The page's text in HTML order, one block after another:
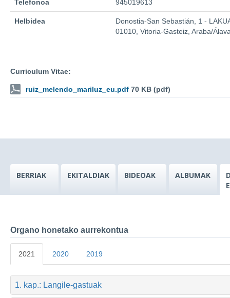
Telefonoa 945019613
Helbidea
Donostia-San Sebastián, 1 -
01010, Vitoria-Gasteiz, Araba/
Curriculum Vitae:
ruiz_melendo_mariluz_eu.pdf 70 KB (pdf)
BERRIAK EKITALDIAK BIDEOAK ALBUMAK